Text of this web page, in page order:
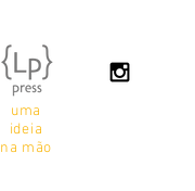
uma
ideia
na mão